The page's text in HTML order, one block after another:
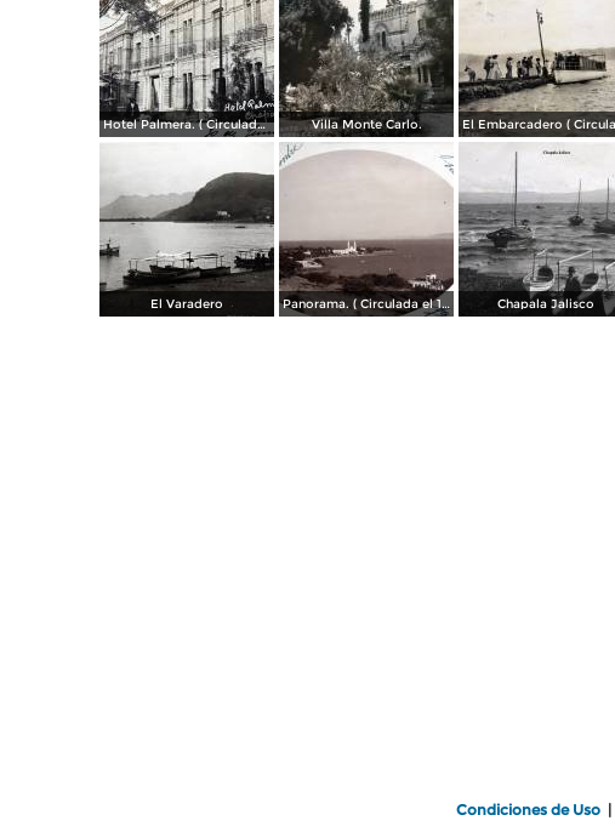
Hotel Palmera. ( Circulada el 30 de Junio de 1909 ). Villa Monte Carlo.
El Varadero Panorama. ( Circulada el 17 de Diciembre de 1906 ). Chapala Jalisco
Condiciones de Uso